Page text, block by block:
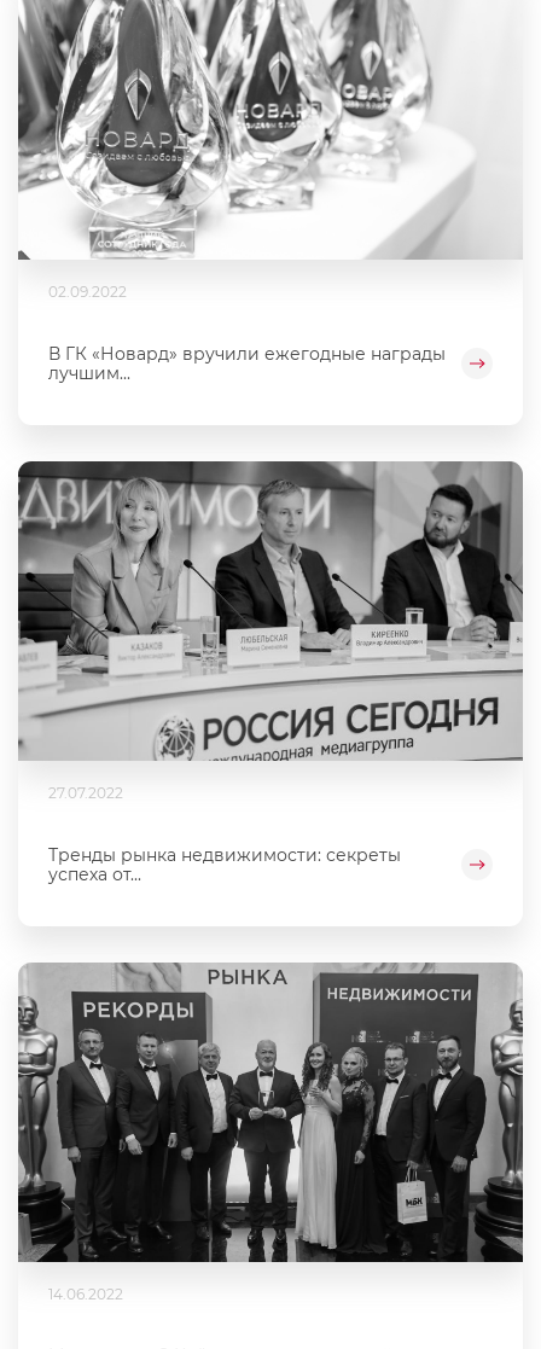
02.09.2022
В ГК «Новард» вручили ежегодные награды
лучшим...
27.07.2022
Тренды рынка недвижимости: секреты
успеха от...
14.06.2022